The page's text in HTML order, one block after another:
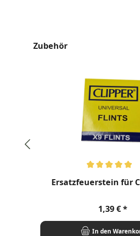
Produktgalerie überspringen
Zubehör
Ersatzfeuerstein für
Regulärer
1,39 €
In den